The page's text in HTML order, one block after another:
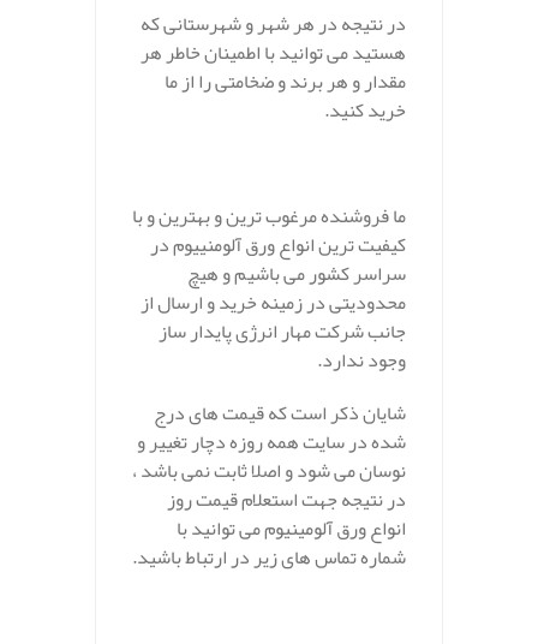
در نتیجه در هر شهر و شهرستانی که
هستید می توانید با اطمینان خاطر هر
مقدار و هر برند و ضخامتی را از ما
خرید کنید.
ما فروشنده مرغوب ترین و بهترین و با
کیفیت ترین انواع ورق آلومنییوم در
سراسر کشور می باشیم و هیچ
محدودیتی در زمینه خرید و ارسال از
جانب شرکت مهار انرژی پایدار ساز
وجود ندارد.
شایان ذکر است که قیمت های درج
شده در سایت همه روزه دچار تغییر و
نوسان می شود و اصلا ثابت نمی باشد ،
در نتیجه جهت استعلام قیمت روز
انواع ورق آلومینیوم می توانید با
شماره تماس های زیر در ارتباط باشید.